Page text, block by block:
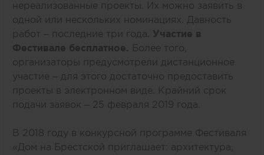
нереализованные проекты. Их можно заявить в
одной или нескольких номинациях. Давность
работ – последние три года. Участие в
Фестивале бесплатное. Более того,
организаторы предусмотрели дистанционное
участие – для этого достаточно предоставить
проекты в электронном виде. Крайний срок
подачи заявок – 25 февраля 2019 года.
В 2018 году в конкурсной программе Фестиваля
«Дом на Брестской приглашает: архитектура,